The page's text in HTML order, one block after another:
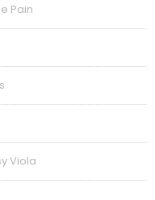
Pain
Viola